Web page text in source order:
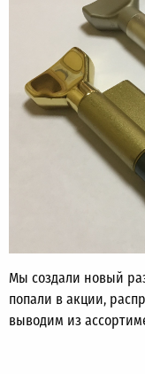
Мы создали новый
попали в акции,
выводим из